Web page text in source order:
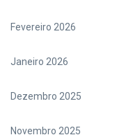
Fevereiro 2026
Janeiro 2026
Dezembro 2025
Novembro 2025